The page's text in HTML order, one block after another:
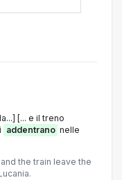
[... e il treno
addentrano nelle
the train leave the